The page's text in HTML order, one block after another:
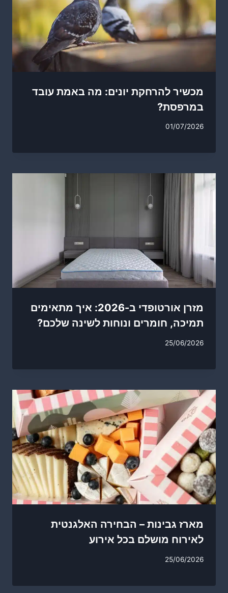
מכשיר להרחקת יונים: מה באמת עובד
במרפסת?
01/07/2026
מזרן אורטופדי ב-2026: איך מתאימים
תמיכה, חומרים ונוחות לשינה שלכם?
25/06/2026
מארז גבינות – הבחירה האלגנטית
לאירוח מושלם בכל אירוע
25/06/2026